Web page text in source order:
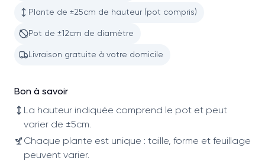
Plante de ±25cm de hauteur (pot compris)
Pot de ±12cm de diamètre
Livraison gratuite à votre domicile
Bon à savoir
La hauteur indiquée comprend le pot et peut
varier de ±5cm.
Chaque plante est unique : taille, forme et feuillage
peuvent varier.